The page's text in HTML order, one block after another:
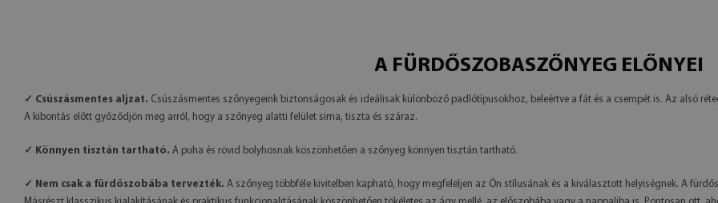
A FÜRDŐSZOBASZŐNYEG ELŐNYEI
✓ Csúszásmentes aljzat. Csúszásmentes szőnyegeink biztonságosak és ideálisak különböző padlótípusokhoz, beleértve a fát és a csempét is. Az alsó
A kibontás előtt győződjön meg arról, hogy a szőnyeg alatti felület sima, tiszta és száraz.
✓ Könnyen tisztán tartható. A puha és rövid bolyhosnak köszönhetően a szőnyeg könnyen tisztán tartható.
✓ Nem csak a fürdőszobába tervezték. A szőnyeg többféle kivitelben kapható, hogy megfeleljen az Ön stílusának és a kiválasztott helyiségnek. A